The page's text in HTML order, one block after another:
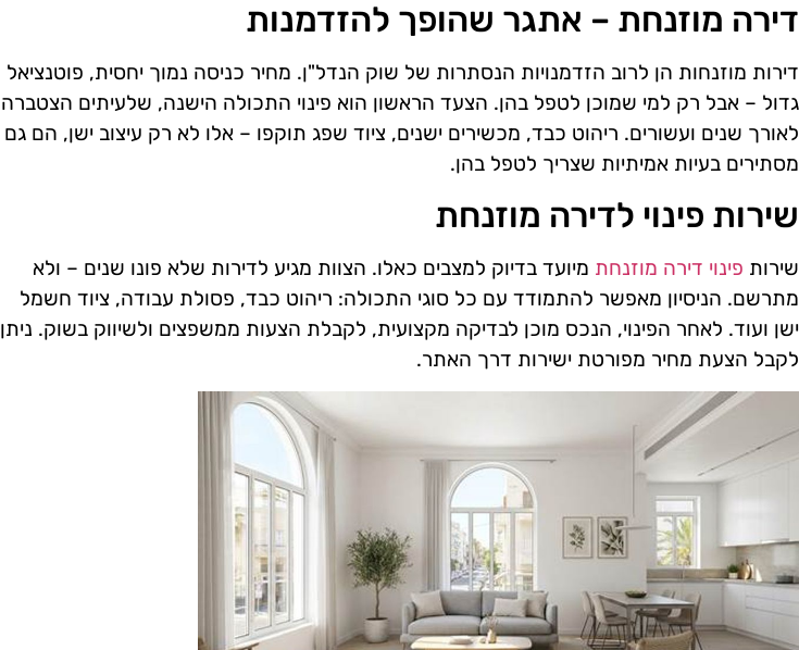
דירה מוזנחת – אתגר שהופך להזדמנות
דירות מוזנחות הן לרוב הזדמנויות הנסתרות של שוק הנדל"ן. מחיר כניסה נמוך יחסית, פוטנציאל
גדול – אבל רק למי שמוכן לטפל בהן. הצעד הראשון הוא פינוי התכולה הישנה, שלעיתים הצטברה
לאורך שנים ועשורים. ריהוט כבד, מכשירים ישנים, ציוד שפג תוקפו – אלו לא רק עיצוב ישן, הם גם
מסתירים בעיות אמיתיות שצריך לטפל בהן.
שירות פינוי לדירה מוזנחת
שירות פינוי דירה מוזנחת מיועד בדיוק למצבים כאלו. הצוות מגיע לדירות שלא פונו שנים – ולא
מתרשם. הניסיון מאפשר להתמודד עם כל סוגי התכולה: ריהוט כבד, פסולת עבודה, ציוד חשמל
ישן ועוד. לאחר הפינוי, הנכס מוכן לבדיקה מקצועית, לקבלת הצעות ממשפצים ולשיווק בשוק. ניתן
לקבל הצעת מחיר מפורטת ישירות דרך האתר.